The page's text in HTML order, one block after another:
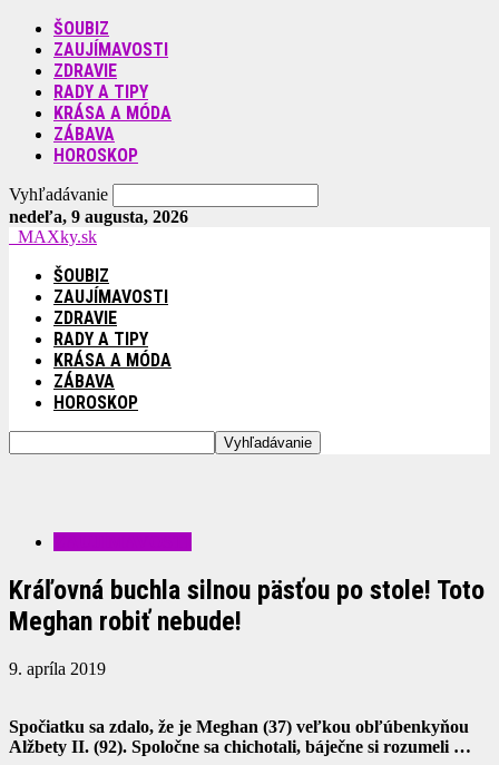
ŠOUBIZ
ZAUJÍMAVOSTI
ZDRAVIE
RADY A TIPY
KRÁSA A MÓDA
ZÁBAVA
HOROSKOP
Vyhľadávanie
nedeľa, 9 augusta, 2026
MAXky.sk
ŠOUBIZ
ZAUJÍMAVOSTI
ZDRAVIE
RADY A TIPY
KRÁSA A MÓDA
ZÁBAVA
HOROSKOP
Kráľovná buchla silnou päsťou po stole! Toto
Meghan robiť nebude!
9. apríla 2019
Spočiatku sa zdalo, že je Meghan (37) veľkou obľúbenkyňou
Alžbety II. (92). Spoločne sa chichotali, báječne si rozumeli …